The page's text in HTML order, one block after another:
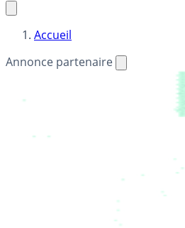
Accueil
Annonce partenaire